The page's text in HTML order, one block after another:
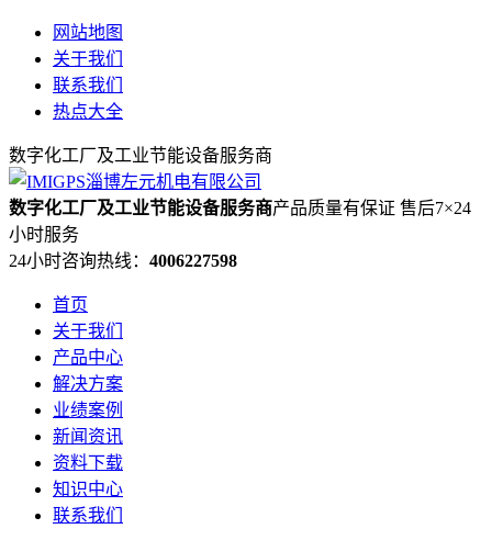
网站地图
关于我们
联系我们
热点大全
数字化工厂及工业节能设备服务商
数字化工厂及工业节能设备服务商产品质量有保证 售后7×24
小时服务
24小时咨询热线： 4006227598
首页
关于我们
产品中心
解决方案
业绩案例
新闻资讯
资料下载
知识中心
联系我们